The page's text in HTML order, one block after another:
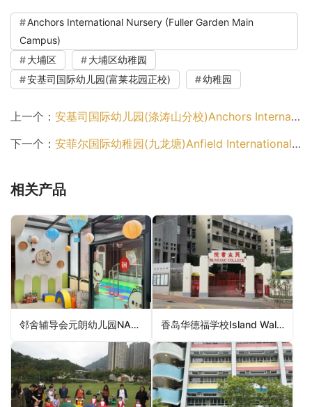
Anchors International Nursery (Fuller Garden Main
Campus)
大埔区
大埔区幼稚园
安基司国际幼儿园(富莱花园正校)
幼稚园
上一个： 安基司国际幼儿园(涤涛山分校)Anchors International Nursery (Constellation Cove Campus)（大埔区幼稚园）
下一个： 安菲尔国际幼稚园(九龙塘)Anfield International Kindergarten (Kowloon Tong Campus)（九龙城区幼稚园）
相关产品
邻舍辅导会元朗幼儿园NAAC Yuen Long Day Nursery（元朗区幼稚园） 香岛华德福学校Island Waldorf School（中西区幼稚园）